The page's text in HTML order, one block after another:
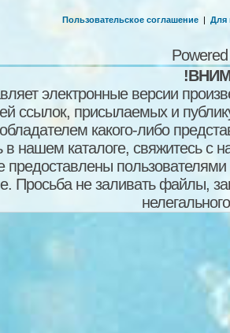
Пользовательское соглашение | Для
электронные версии
ссылок, присылаемых и
какого-либо
в нашем каталоге, свяжитесь
предоставлены пользователями
Просьба не заливать файлы,